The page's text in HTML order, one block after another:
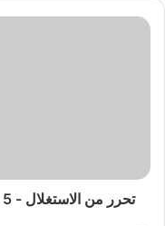
تحرر من الاستغلال - 5 خطوات عملية للتحرر من الاستغلال